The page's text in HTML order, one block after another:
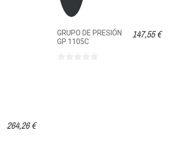
264,26 €
GRUPO DE PRESIÓN
GP 1105C
147,55 €